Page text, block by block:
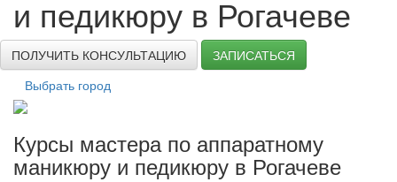
и педикюру в Рогачеве
ПОЛУЧИТЬ КОНСУЛЬТАЦИЮ
ЗАПИСАТЬСЯ
Выбрать город
Курсы мастера по аппаратному
маникюру и педикюру в Рогачеве